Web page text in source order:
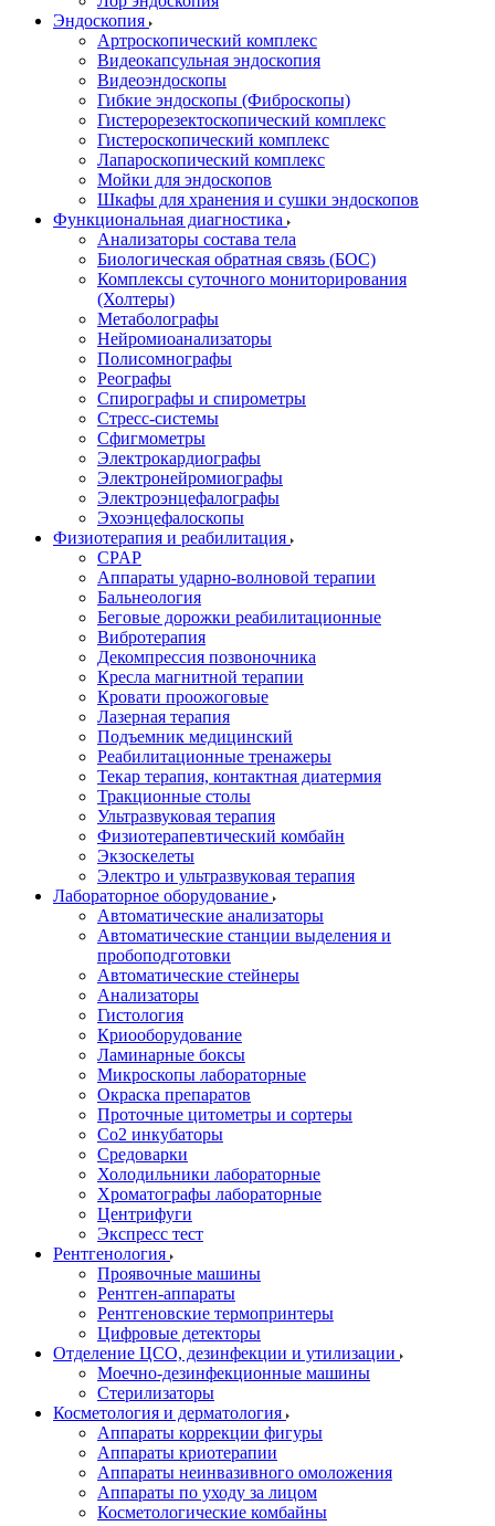
Эндоскопия
Артроскопический комплекс
Видеокапсульная эндоскопия
Видеоэндоскопы
Гибкие эндоскопы (Фиброcкопы)
Гистерорезектоскопический комплекс
Гистероскопический комплекс
Лапароскопический комплекс
Мойки для эндоскопов
Шкафы для хранения и сушки эндоскопов
Функциональная диагностика
Анализаторы состава тела
Биологическая обратная связь (БОС)
Комплексы суточного мониторирования
(Холтеры)
Метаболографы
Нейромиоанализаторы
Полисомнографы
Реографы
Спирографы и спирометры
Стресс-системы
Сфигмометры
Электрокардиографы
Электронейромиографы
Электроэнцефалографы
Эхоэнцефалоскопы
Физиотерапия и реабилитация
CPAP
Аппараты ударно-волновой терапии
Бальнеология
Беговые дорожки реабилитационные
Вибротерапия
Декомпрессия позвоночника
Кресла магнитной терапии
Кровати проожоговые
Лазерная терапия
Подъемник медицинский
Реабилитационные тренажеры
Текар терапия, контактная диатермия
Тракционные столы
Ультразвуковая терапия
Физиотерапевтический комбайн
Экзоскелеты
Электро и ультразвуковая терапия
Лабораторное оборудование
Автоматические анализаторы
Автоматические станции выделения и
пробоподготовки
Автоматические стейнеры
Анализаторы
Гистология
Криооборудование
Ламинарные боксы
Микроскопы лабораторные
Окраска препаратов
Проточные цитометры и сортеры
Со2 инкубаторы
Средоварки
Холодильники лабораторные
Хроматографы лабораторные
Центрифуги
Экспресс тест
Рентгенология
Проявочные машины
Рентген-аппараты
Рентгеновские термопринтеры
Цифровые детекторы
Отделение ЦСО, дезинфекции и утилизации
Моечно-дезинфекционные машины
Стерилизаторы
Косметология и дерматология
Аппараты коррекции фигуры
Аппараты криотерапии
Аппараты неинвазивного омоложения
Аппараты по уходу за лицом
Косметологические комбайны